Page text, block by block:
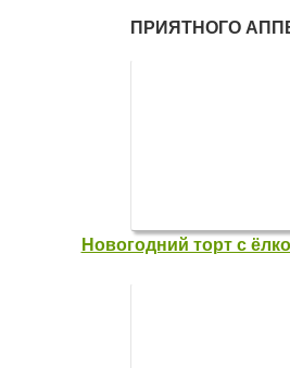
ПРИЯТНОГО
Новогодний торт с